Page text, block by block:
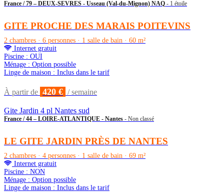
France / 79 – DEUX-SEVRES - Usseau (Val-du-Mignon) NAQ - 1 étoile
GITE PROCHE DES MARAIS POITEVINS
2 chambres · 6 personnes · 1 salle de bain · 60 m²
Internet gratuit
Piscine : OUI
Ménage : Option possible
Linge de maison : Inclus dans le tarif
À partir de 420 € / semaine
Gite Jardin 4 pl Nantes sud
France / 44 – LOIRE-ATLANTIQUE - Nantes - Non classé
LE GITE JARDIN PRÈS DE NANTES
2 chambres · 4 personnes · 1 salle de bain · 69 m²
Internet gratuit
Piscine : NON
Ménage : Option possible
Linge de maison : Inclus dans le tarif